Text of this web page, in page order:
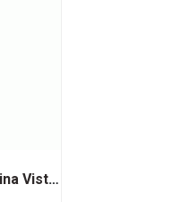
Rượu Vang Chile Santa Carolina Vistaña Sauvignon Blanc